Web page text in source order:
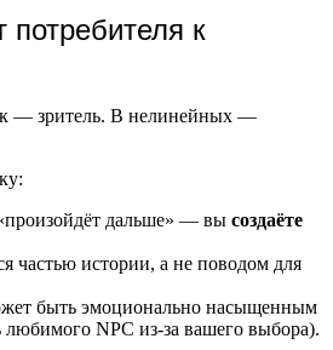
потребителя к
— зритель. В нелинейных —
дальше» — вы создаёте
частью истории, а не поводом для
быть эмоционально насыщенным
любимого NPC из-за вашего выбора).